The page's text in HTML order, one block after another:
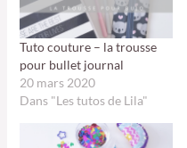
Tuto couture – la trousse
pour bullet journal
20 mars 2020
Dans "Les tutos de Lila"